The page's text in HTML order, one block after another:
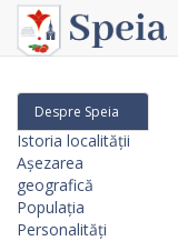
Despre Speia
Istoria localității
Așezarea
geografică
Populația
Personalități